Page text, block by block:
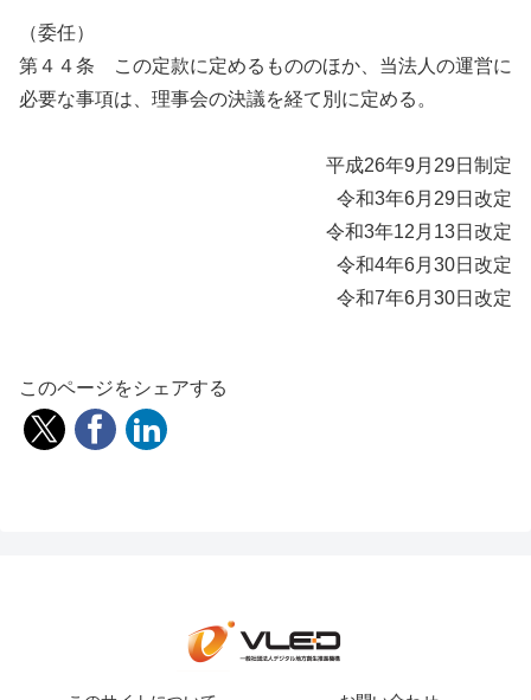
（委任）
第４４条 この定款に定めるもののほか、当法人の運営に
必要な事項は、理事会の決議を経て別に定める。
平成26年9月29日制定
令和3年6月29日改定
令和3年12月13日改定
令和4年6月30日改定
令和7年6月30日改定
このページをシェアする